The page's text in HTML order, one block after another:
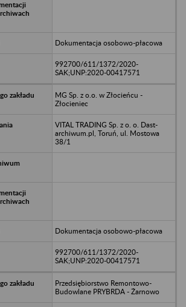
Dokumentacja osobowo-płacowa
992700/611/1372/2020-
SAK;UNP:2020-00417571
MG Sp. z o.o. w Złocieńcu -
Złocieniec
VITAL TRADING Sp. z o. o. Dast-
archiwum.pl, Toruń, ul. Mostowa
38/1
Dokumentacja osobowo-płacowa
992700/611/1372/2020-
SAK;UNP:2020-00417571
Przedsiębiorstwo Remontowo-
Budowlane PRYBRDA - Żarnowo